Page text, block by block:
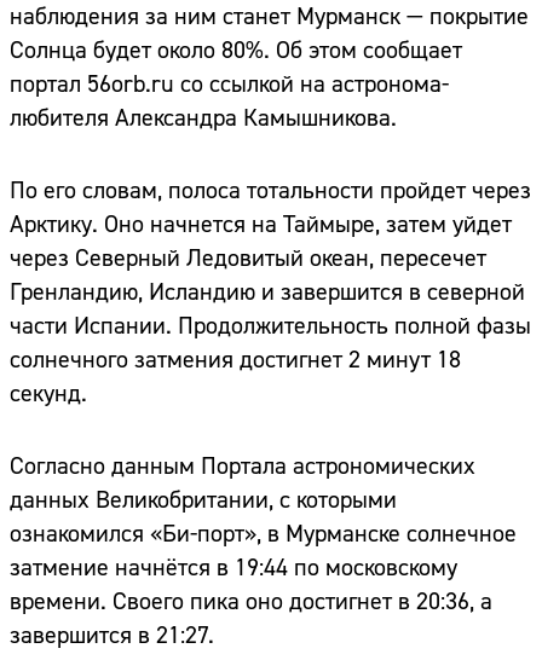
наблюдения за ним станет Мурманск — покрытие
Солнца будет около 80%. Об этом сообщает
портал 56orb.ru со ссылкой на астронома-
любителя Александра Камышникова.
По его словам, полоса тотальности пройдет через
Арктику. Оно начнется на Таймыре, затем уйдет
через Северный Ледовитый океан, пересечет
Гренландию, Исландию и завершится в северной
части Испании. Продолжительность полной фазы
солнечного затмения достигнет 2 минут 18
секунд.
Согласно данным Портала астрономических
данных Великобритании, с которыми
ознакомился «Би-порт», в Мурманске солнечное
затмение начнётся в 19:44 по московскому
времени. Своего пика оно достигнет в 20:36, а
завершится в 21:27.